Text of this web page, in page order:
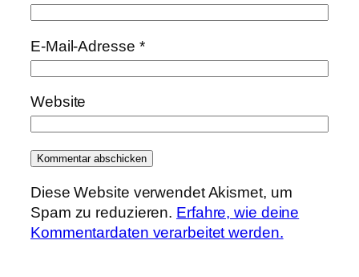
E-Mail-Adresse *
Website
Diese Website verwendet Akismet, um
Spam zu reduzieren. Erfahre, wie deine
Kommentardaten verarbeitet werden.